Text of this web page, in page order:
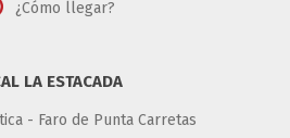
¿Cómo llegar?
LA ESTACADA
- Faro de Punta Carretas